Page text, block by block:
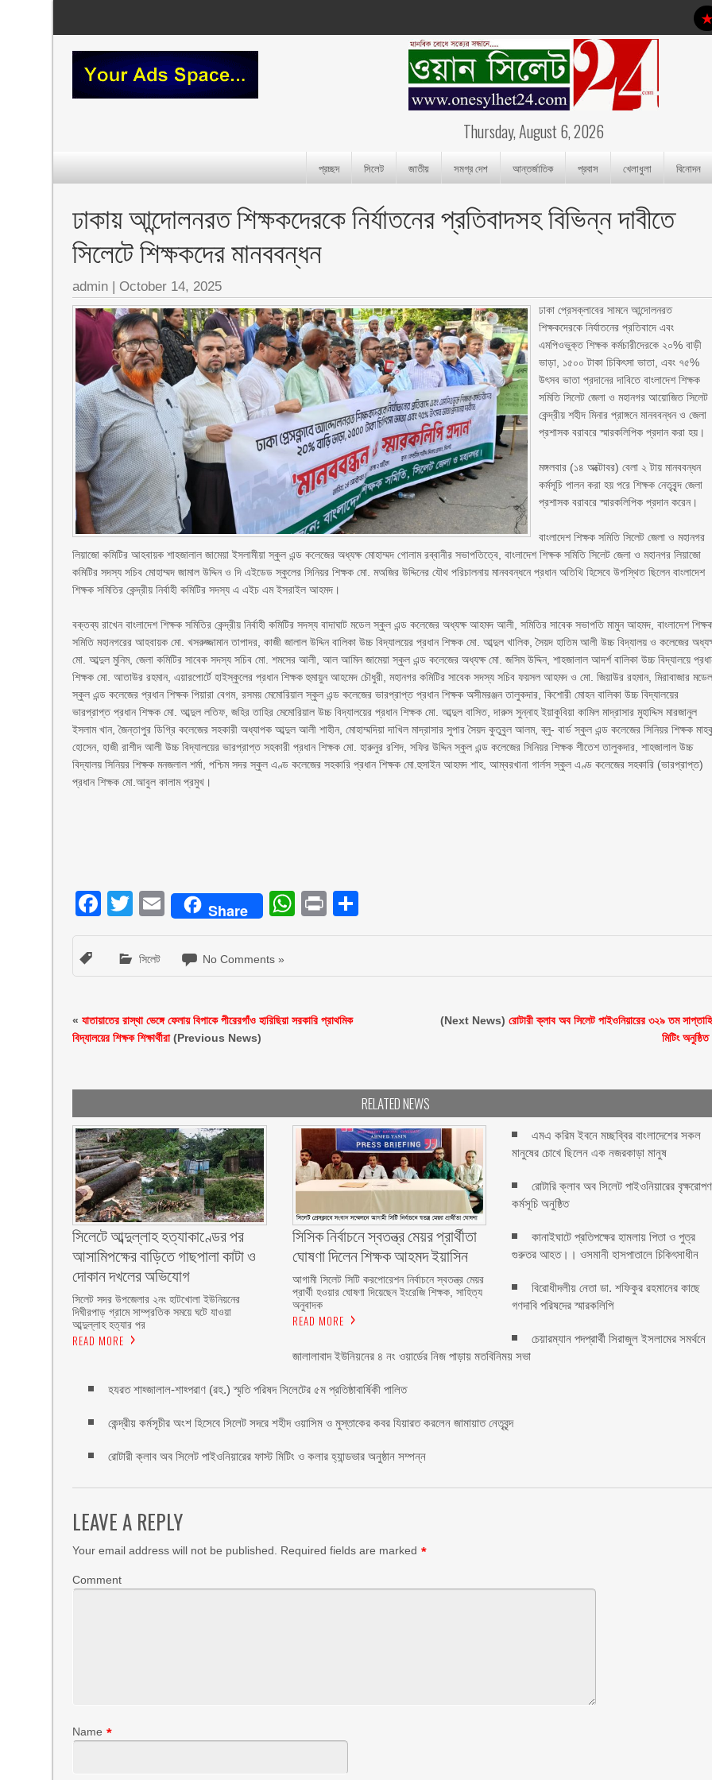
Thursday, August 6, 2026
প্রচ্ছদ সিলেট জাতীয় সমগ্র দেশ আন্তর্জাতিক প্রবাস খেলাধুলা বিনোদন
ঢাকায় আন্দোলনরত শিক্ষকদেরকে নির্যাতনের প্রতিবাদসহ বিভিন্ন দাবীতে
সিলেটে শিক্ষকদের মানববন্ধন ‎
admin | October 14, 2025
ঢাকা প্রেসক্লাবের সামনে আন্দোলনরত
শিক্ষকদেরকে নির্যাতনের প্রতিবাদে এবং
এমপিওভুক্ত শিক্ষক কর্মচারীদেরকে ২০% বাড়ী
ভাড়া, ১৫০০ টাকা চিকিৎসা ভাতা, এবং ৭৫%
উৎসব ভাতা প্রদানের দাবিতে বাংলাদেশ শিক্ষক
সমিতি সিলেট জেলা ও মহানগর আয়োজিত সিলেট
কেন্দ্রীয় শহীদ মিনার প্রাঙ্গনে মানববন্ধন ও জেলা
প্রশাসক বরাবরে স্মারকলিপিক প্রদান করা হয়।
‎মঙ্গলবার (১৪ অক্টোবর) বেলা ২ টায় মানববন্ধন
কর্মসূচি পালন করা হয় পরে শিক্ষক নেতৃবৃন্দ জেলা
প্রশাসক বরাবরে স্মারকলিপিক প্রদান করেন।
‎বাংলাদেশ শিক্ষক সমিতি সিলেট জেলা ও মহানগর
লিয়াজো কমিটির আহবায়ক শাহজালাল জামেয়া ইসলামীয়া স্কুল এন্ড কলেজের অধ্যক্ষ মোহাম্মদ গোলাম রব্বানীর সভাপতিত্বে, বাংলাদেশ শিক্ষক সমিতি সিলেট জেলা ও মহানগর লিয়াজো
কমিটির সদস্য সচিব মোহাম্মদ জামাল উদ্দিন ও দি এইডেড স্কুলের সিনিয়র শিক্ষক মো. মঅজির উদ্দিনের যৌথ পরিচালনায় মানববন্ধনে প্রধান অতিথি হিসেবে উপস্থিত ছিলেন বাংলাদেশ
শিক্ষক সমিতির কেন্দ্রীয় নির্বাহী কমিটির সদস্য এ এইচ এম ইসরাইল আহমদ।
‎বক্তব্য রাখেন বাংলাদেশ শিক্ষক সমিতির কেন্দ্রীয় নির্বাহী কমিটির সদস্য বাদাঘাট মডেল স্কুল এন্ড কলেজের অধ্যক্ষ আহমদ আলী, সমিতির সাবেক সভাপতি মামুন আহমদ, বাংলাদেশ
সমিতি মহানগরের আহবায়ক মো. খসরুজ্জামান তাপাদর, কাজী জালাল উদ্দিন বালিকা উচ্চ বিদ্যালয়ের প্রধান শিক্ষক মো. আব্দুল খালিক, সৈয়দ হাতিম আলী উচ্চ বিদ্যালয় ও কলেজের
মো. আব্দুল মুনিম, জেলা কমিটির সাবেক সদস্য সচিব মো. শমসের আলী, আল আমিন জামেয়া স্কুল এন্ড কলেজের অধ্যক্ষ মো. জসিম উদ্দিন, শাহজালাল আদর্শ বালিকা উচ্চ বিদ্যালয়ে
শিক্ষক মো. আতাউর রহমান, এয়ারপোর্টে হাইস্কুলের প্রধান শিক্ষক হুমায়ুন আহমেদ চৌধুরী, মহানগর কমিটির সাবেক সদস্য সচিব ফয়সল আহমদ ও মো. জিয়াউর রহমান, মিরাবাজার
স্কুল এন্ড কলেজের প্রধান শিক্ষক পিয়ারা বেগম, রসময় মেমোরিয়াল স্কুল এন্ড কলেজের ভারপ্রাপ্ত প্রধান শিক্ষক অসীমরঞ্জন তালুকদার, কিশোরী মোহন বালিকা উচ্চ বিদ্যালয়ের
ভারপ্রাপ্ত প্রধান শিক্ষক মো. আব্দুল লতিফ, জহির তাহির মেমোরিয়াল উচ্চ বিদ্যালয়ের প্রধান শিক্ষক মো. আব্দুল বাসিত, দারুস সুন্নাহ ইয়াকুবিয়া কামিল মাদ্রাসার মুহাদ্দিস মারজানুল
ইসলাম খান, জৈন্তাপুর ডিগ্রি কলেজের সহকারী অধ্যাপক আব্দুল আলী শাহীন, মোহাম্মদিয়া দাখিল মাদ্রাসার সুপার সৈয়দ কুতুবুল আলম, ব্লু- বার্ড স্কুল এন্ড কলেজের সিনিয়র শিক্ষক
হোসেন, হাজী রাশীদ আলী উচ্চ বিদ্যালয়ের ভারপ্রাপ্ত সহকারী প্রধান শিক্ষক মো. হারুনুর রশিদ, সফির উদ্দিন স্কুল এন্ড কলেজের সিনিয়র শিক্ষক শীতেশ তালুকদার, শাহজালাল উচ্চ
বিদ্যালয় সিনিয়র শিক্ষক মনজলাল শর্মা, পশ্চিম সদর স্কুল এণ্ড কলেজের সহকারি প্রধান শিক্ষক মো.হুসাইন আহমদ শাহ, আম্বরখানা গার্লস স্কুল এণ্ড কলেজের সহকারি (ভারপ্রাপ্ত)
প্রধান শিক্ষক মো.আবুল কালাম প্রমুখ।
Facebook
Twitter
EmailShare WhatsApp
Print
সিলেট No Comments »
«যাতায়াতের রাস্থা ভেঙ্গে ফেলায় বিপাকে পীরেরগাঁও হারিছিয়া সরকারি প্রাথমিক
বিদ্যালয়ের শিক্ষক শিক্ষার্থীরা(Previous News)
(Next News)রোটারী ক্লাব অব সিলেট পাইওনিয়ারের ৩২৯ তম
মিটিং অনুষ্ঠিত
RELATED NEWS
সিলেটে আব্দুল্লাহ হত্যাকাণ্ডের পর
আসামিপক্ষের বাড়িতে গাছপালা কাটা ও
দোকান দখলের অভিযোগ
সিলেট সদর উপজেলার ২নং হাটখোলা ইউনিয়নের
দিঘীরপাড় গ্রামে সাম্প্রতিক সময়ে ঘটে যাওয়া
আব্দুল্লাহ হত্যার পর
READ MORE
সিসিক নির্বাচনে স্বতন্ত্র মেয়র প্রার্থীতা
ঘোষণা দিলেন শিক্ষক আহমদ ইয়াসিন
আগামী সিলেট সিটি করপোরেশন নির্বাচনে স্বতন্ত্র মেয়র
প্রার্থী হওয়ার ঘোষণা দিয়েছেন ইংরেজি শিক্ষক, সাহিত্য
অনুবাদক
READ MORE
এমএ করিম ইবনে মচ্ছব্বির বাংলাদেশের সকল
মানুষের চোখে ছিলেন এক নজরকাড়া মানুষ ‎
রোটারি ক্লাব অব সিলেট পাইওনিয়ারের বৃক্ষরোপণ
কর্মসূচি অনুষ্ঠিত
কানাইঘাটে প্রতিপক্ষের হামলায় পিতা ও পুত্র
গুরুতর আহত।। ওসমানী হাসপাতালে চিকিৎসাধীন
বিরোধীদলীয় নেতা ডা. শফিকুর রহমানের কাছে
গণদাবি পরিষদের স্মারকলিপি ‎
চেয়ারম্যান পদপ্রার্থী সিরাজুল ইসলামের সমর্থনে
জালালাবাদ ইউনিয়নের ৪ নং ওয়ার্ডের নিজ পাড়ায় মতবিনিময় সভা
হযরত শাহ্জালাল-শাহ্পরাণ (রহ.) স্মৃতি পরিষদ সিলেটের ৫ম প্রতিষ্ঠাবার্ষিকী পালিত ‎​
কেন্দ্রীয় কর্মসূচীর অংশ হিসেবে সিলেট সদরে শহীদ ওয়াসিম ও মুস্তাকের কবর যিয়ারত করলেন জামায়াত নেতৃবৃন্দ ‎
রোটারী ক্লাব অব সিলেট পাইওনিয়ারের ফাস্ট মিটিং ও কলার হ্যান্ডভার অনুষ্ঠান সম্পন্ন
LEAVE A REPLY
Your email address will not be published. Required fields are marked *
Comment
Name *